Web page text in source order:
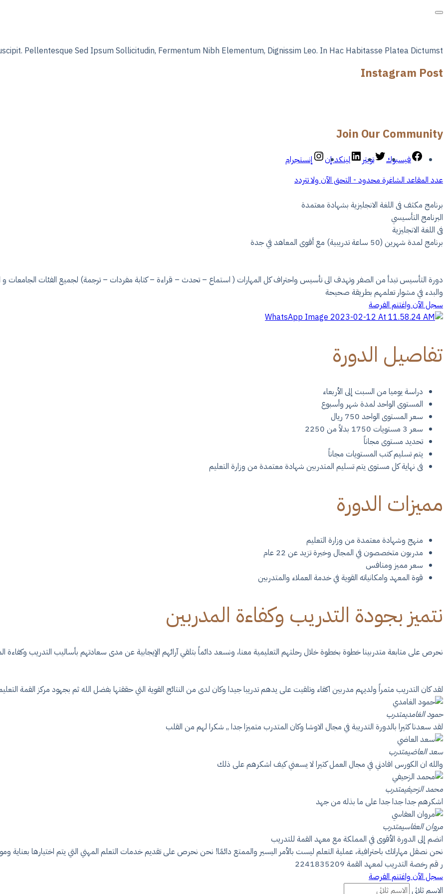
Pellentesque Sed Ipsum Sollicitudin, Fermentum Nibh Elementum, Dignissim Leo. In Hac Habitasse Platea Dictumst.
Instagram Post
Join Our Community
فيسبوك تويتر لينكد إن
إنستجرام
عدد المقاعد الشاغرة محدود - التحق الآن ولا تتردد
برنامج مكثف فى اللغة الانجليزية بشهادة معتمدة
البرنامج التأسيسي
فى اللغة الانجليزية
برنامج لمدة شهرين (50 ساعة تدريبية) مع أقوى المعاهد في جدة
دورة التأسيس تبدأ من الصفر وتهدف الى تأسيس واحتراف كل المهارات ( استماع – تحدث – قراءة – كتابة مفردات – ترجمة) لجميع الفئات
والبدء في مشوار تعلمهم بطريقة صحيحة
سجل الآن واغتنم الفرصة
تفاصيل الدورة
دراسة يوميا من السبت إلى الأربعاء
المستوى الواحد لمدة شهر وأسبوع
سعر المستوى الواحد 750 ريال
سعر 3 مستويات 1750 بدلاً من 2250
تحديد مستوى مجاناً
يتم تسليم كتب المستويات مجاناً
فى نهاية كل مستوى يتم تسليم المتدربين شهادة معتمدة من وزارة التعليم
مميزات الدورة
منهج وشهادة معتمدة من وزارة التعليم
مدربون متخصصون في المجال وخبرة تزيد عن 22 عام
سعر مميز ومنافس
قوة المعهد وامكانياته القوية في خدمة العملاء والمتدربين
نتميز بجودة التدريب وكفاءة المدربين
نحرص على متابعة متدربينا خطوة بخطوة خلال رحلتهم التعليمية معنا، ونسعد دائماً بتلقي آرائهم الإيجابية عن مدى سعادتهم بأساليب التدريب وكفاءة
لقد كان التدريب مثمراً ولديهم مدربين اكفاء وتلقيت على يدهم تدريبا جيدا وكان لدى من النتائج القوية التي حققتها بفضل الله ثم بجهود مركز القمة
حمود الغامديمتدرب
لقد سعدنا كثيرا بالدورة التدريبة في مجال الاوشا وكان المتدرب متميزا جدا ,, شكرا لهم من القلب
سعد العاضيمتدرب
والله ان الكورس افادني في مجال العمل كثيرا لا يسعني كيف اشكرهم على ذلك
محمد الزحيفيمتدرب
اشكرهم جدا جدا جدا على ما بذله من جهد
مروان العفاسيمتدرب
انضم إلى الدورة الأقوى في المملكة مع معهد القمة للتدريب
نحن نصقل مهاراتك باحترافية، عملية التعلم ليست بالأمر اليسير والممتع دائمًا! نحن نحرص على تقديم خدمات التعلم المهني التي يتم اختيارها بعناية
ر قم رخصة التدريب لمعهد القمة 2241835209
سجل الآن واغتنم الفرصة
الاسم ثلاثي